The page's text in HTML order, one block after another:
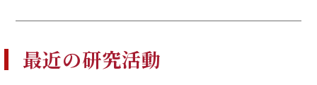
最近の研究活動